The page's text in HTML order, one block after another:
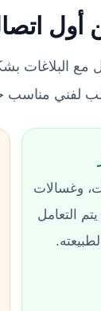
مع البلاغات
الطلب لفني
وغسالات
التعامل